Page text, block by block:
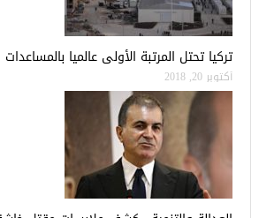
تركيا تحتل المرتبة الأولى عالميا بالمساعدات
أكتوبر 20, 2018